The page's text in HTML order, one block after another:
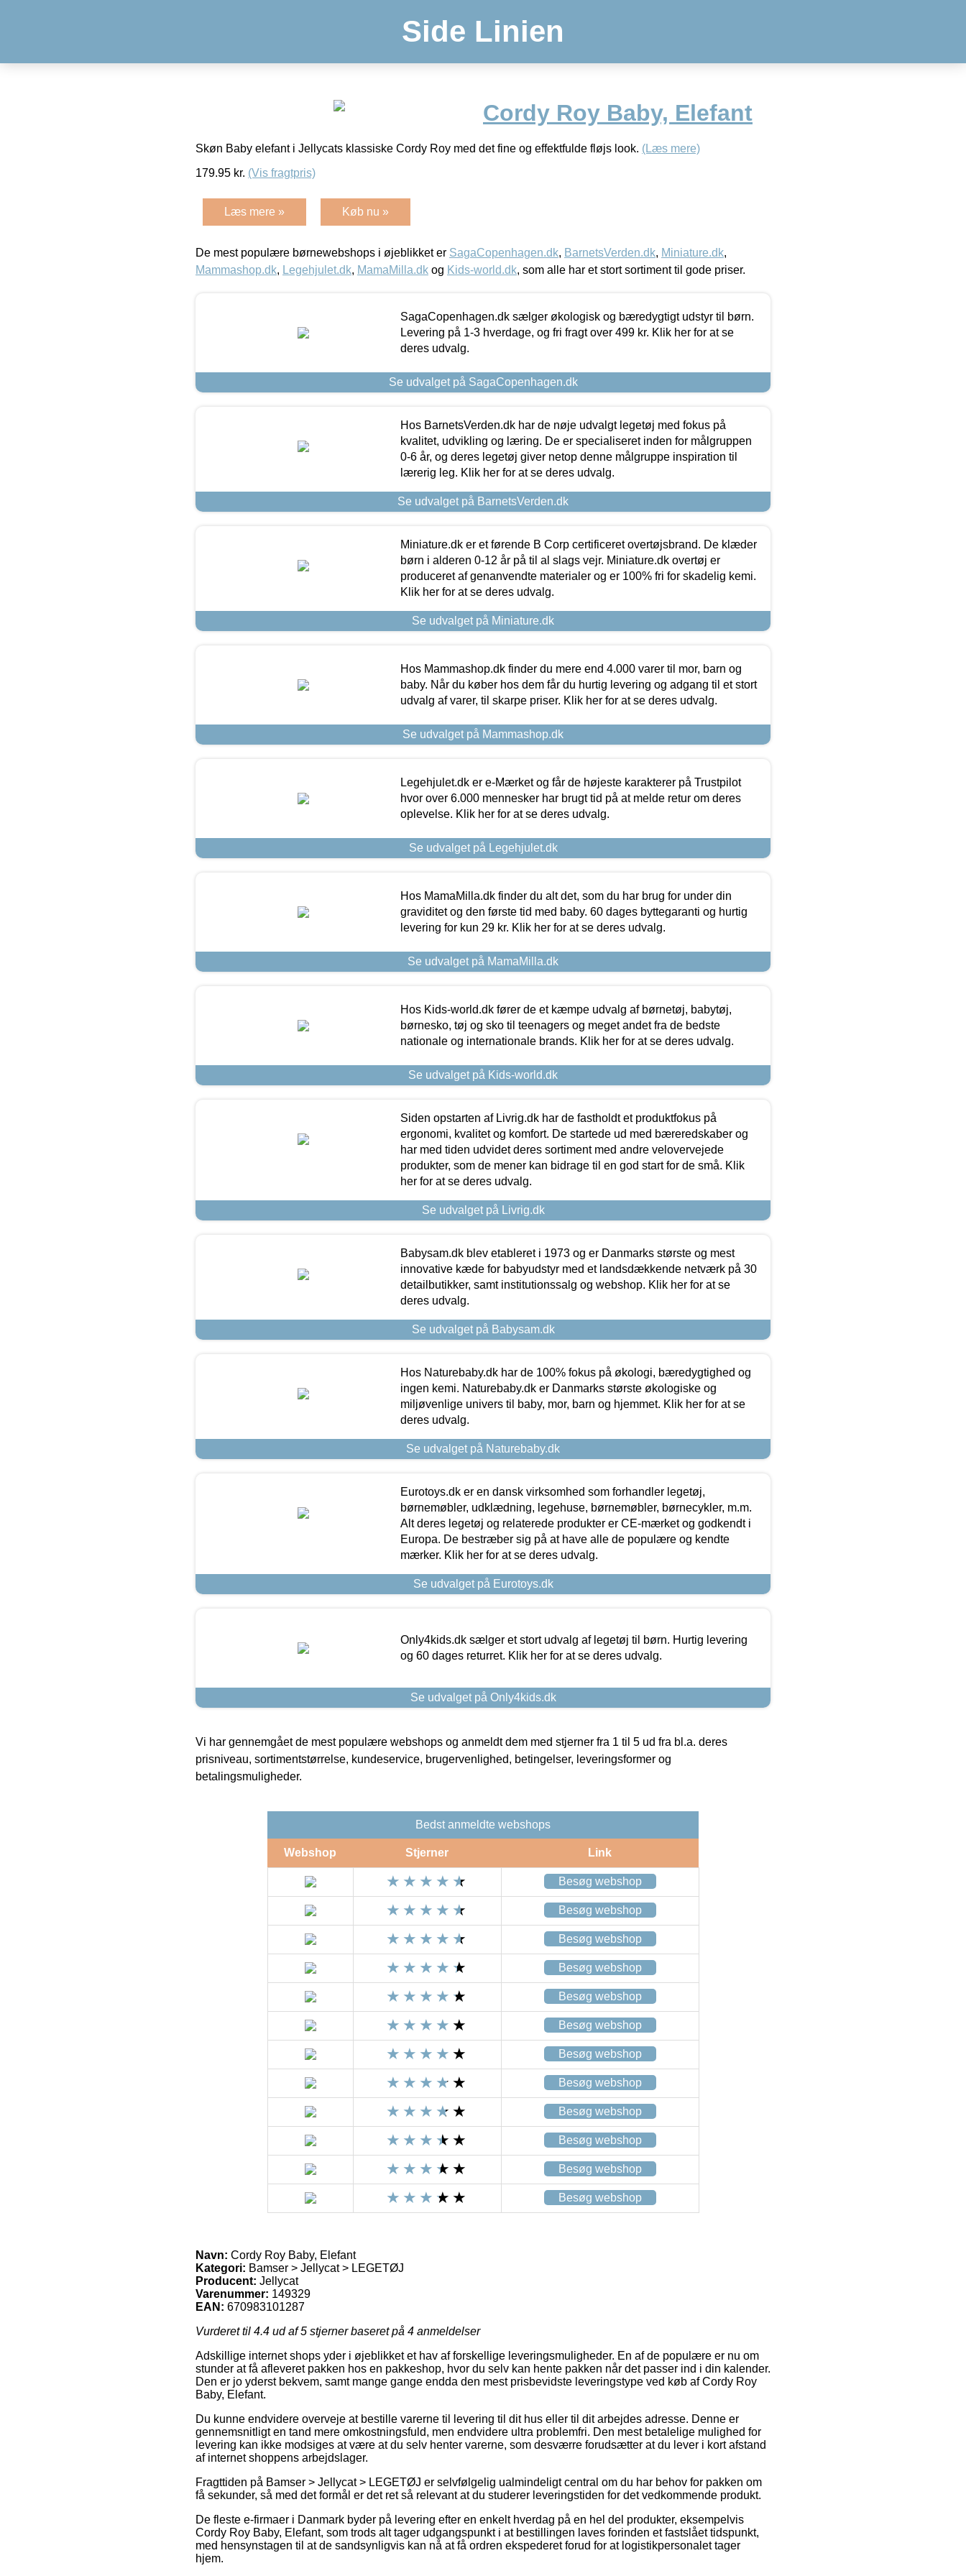
Side Linien
Cordy Roy Baby, Elefant
Skøn Baby elefant i Jellycats klassiske Cordy Roy med det fine og effektfulde fløjs look. (Læs mere)
179.95 kr. (Vis fragtpris)
Læs mere » Køb nu »
De mest populære børnewebshops i øjeblikket er SagaCopenhagen.dk, BarnetsVerden.dk, Miniature.dk,
Mammashop.dk, Legehjulet.dk, MamaMilla.dk og Kids-world.dk, som alle har et stort sortiment til gode priser.
SagaCopenhagen.dk sælger økologisk og bæredygtigt udstyr til børn.
Levering på 1-3 hverdage, og fri fragt over 499 kr. Klik her for at se
deres udvalg.
Se udvalget på SagaCopenhagen.dk
Hos BarnetsVerden.dk har de nøje udvalgt legetøj med fokus på
kvalitet, udvikling og læring. De er specialiseret inden for målgruppen
0-6 år, og deres legetøj giver netop denne målgruppe inspiration til
lærerig leg. Klik her for at se deres udvalg.
Se udvalget på BarnetsVerden.dk
Miniature.dk er et førende B Corp certificeret overtøjsbrand. De klæder
børn i alderen 0-12 år på til al slags vejr. Miniature.dk overtøj er
produceret af genanvendte materialer og er 100% fri for skadelig kemi.
Klik her for at se deres udvalg.
Se udvalget på Miniature.dk
Hos Mammashop.dk finder du mere end 4.000 varer til mor, barn og
baby. Når du køber hos dem får du hurtig levering og adgang til et stort
udvalg af varer, til skarpe priser. Klik her for at se deres udvalg.
Se udvalget på Mammashop.dk
Legehjulet.dk er e-Mærket og får de højeste karakterer på Trustpilot
hvor over 6.000 mennesker har brugt tid på at melde retur om deres
oplevelse. Klik her for at se deres udvalg.
Se udvalget på Legehjulet.dk
Hos MamaMilla.dk finder du alt det, som du har brug for under din
graviditet og den første tid med baby. 60 dages byttegaranti og hurtig
levering for kun 29 kr. Klik her for at se deres udvalg.
Se udvalget på MamaMilla.dk
Hos Kids-world.dk fører de et kæmpe udvalg af børnetøj, babytøj,
børnesko, tøj og sko til teenagers og meget andet fra de bedste
nationale og internationale brands. Klik her for at se deres udvalg.
Se udvalget på Kids-world.dk
Siden opstarten af Livrig.dk har de fastholdt et produktfokus på
ergonomi, kvalitet og komfort. De startede ud med bæreredskaber og
har med tiden udvidet deres sortiment med andre velovervejede
produkter, som de mener kan bidrage til en god start for de små. Klik
her for at se deres udvalg.
Se udvalget på Livrig.dk
Babysam.dk blev etableret i 1973 og er Danmarks største og mest
innovative kæde for babyudstyr med et landsdækkende netværk på 30
detailbutikker, samt institutionssalg og webshop. Klik her for at se
deres udvalg.
Se udvalget på Babysam.dk
Hos Naturebaby.dk har de 100% fokus på økologi, bæredygtighed og
ingen kemi. Naturebaby.dk er Danmarks største økologiske og
miljøvenlige univers til baby, mor, barn og hjemmet. Klik her for at se
deres udvalg.
Se udvalget på Naturebaby.dk
Eurotoys.dk er en dansk virksomhed som forhandler legetøj,
børnemøbler, udklædning, legehuse, børnemøbler, børnecykler, m.m.
Alt deres legetøj og relaterede produkter er CE-mærket og godkendt i
Europa. De bestræber sig på at have alle de populære og kendte
mærker. Klik her for at se deres udvalg.
Se udvalget på Eurotoys.dk
Only4kids.dk sælger et stort udvalg af legetøj til børn. Hurtig levering
og 60 dages returret. Klik her for at se deres udvalg.
Se udvalget på Only4kids.dk
Vi har gennemgået de mest populære webshops og anmeldt dem med stjerner fra 1 til 5 ud fra bl.a. deres
prisniveau, sortimentstørrelse, kundeservice, brugervenlighed, betingelser, leveringsformer og
betalingsmuligheder.
Bedst anmeldte webshops
Webshop Stjerner Link
Besøg webshop
Besøg webshop
Besøg webshop
Besøg webshop
Besøg webshop
Besøg webshop
Besøg webshop
Besøg webshop
Besøg webshop
Besøg webshop
Besøg webshop
Besøg webshop
Navn: Cordy Roy Baby, Elefant
Kategori: Bamser > Jellycat > LEGETØJ
Producent: Jellycat
Varenummer: 149329
EAN: 670983101287
Vurderet til 4.4 ud af 5 stjerner baseret på 4 anmeldelser
Adskillige internet shops yder i øjeblikket et hav af forskellige leveringsmuligheder. En af de populære er nu om
stunder at få afleveret pakken hos en pakkeshop, hvor du selv kan hente pakken når det passer ind i din kalender.
Den er jo yderst bekvem, samt mange gange endda den mest prisbevidste leveringstype ved køb af Cordy Roy
Baby, Elefant.
Du kunne endvidere overveje at bestille varerne til levering til dit hus eller til dit arbejdes adresse. Denne er
gennemsnitligt en tand mere omkostningsfuld, men endvidere ultra problemfri. Den mest betalelige mulighed for
levering kan ikke modsiges at være at du selv henter varerne, som desværre forudsætter at du lever i kort afstand
af internet shoppens arbejdslager.
Fragttiden på Bamser > Jellycat > LEGETØJ er selvfølgelig ualmindeligt central om du har behov for pakken om
få sekunder, så med det formål er det ret så relevant at du studerer leveringstiden for det vedkommende produkt.
De fleste e-firmaer i Danmark byder på levering efter en enkelt hverdag på en hel del produkter, eksempelvis
Cordy Roy Baby, Elefant, som trods alt tager udgangspunkt i at bestillingen laves forinden et fastslået tidspunkt,
med hensynstagen til at de sandsynligvis kan nå at få ordren ekspederet forud for at logistikpersonalet tager
hjem.